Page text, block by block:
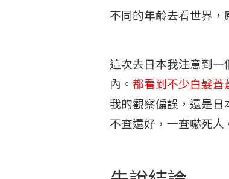
不同的年齡去看世界，
這次去日本我注意到一
內。 都看到不少白髮蒼
我的觀察偏誤，還是日
不查還好，一查嚇死人